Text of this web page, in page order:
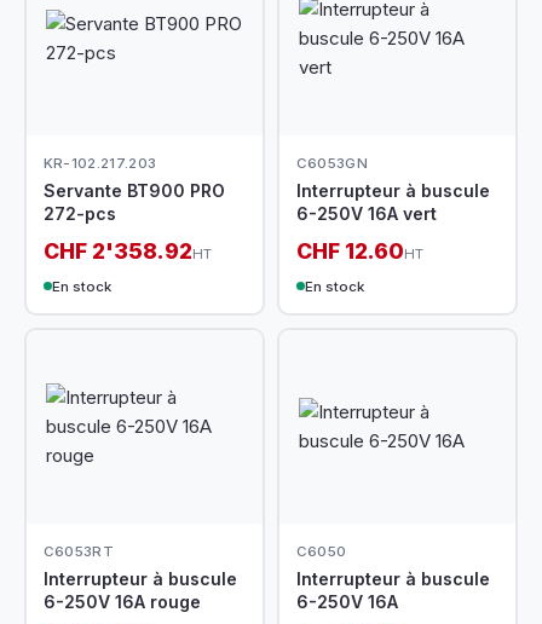
KR-102.217.203
Servante BT900 PRO
272-pcs
CHF 2'358.92HT
En stock
C6053GN
Interrupteur à buscule
6-250V 16A vert
CHF 12.60HT
En stock
C6053RT
Interrupteur à buscule
6-250V 16A rouge
C6050
Interrupteur à buscule
6-250V 16A